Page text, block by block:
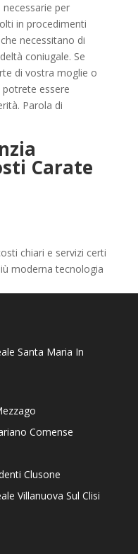
necessarie per
in procedimenti
necessitano di
coniugale. Se
di vostra moglie o
essere
Parola di
Carate
chiari e servizi certi
moderna tecnologia
Santa Maria In
Comense
Clusone
Villanuova Sul Clisi